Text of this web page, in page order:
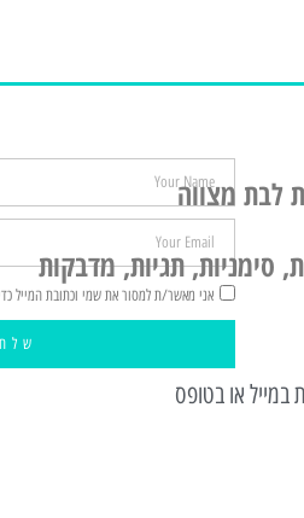
לבת מצווה
סימניות, תגיות, מדבקות
במייל או בטופס
אני מאשר/ת למסור את שמי וכתובת המייל